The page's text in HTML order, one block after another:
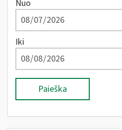
Nuo
Iki
Paieška